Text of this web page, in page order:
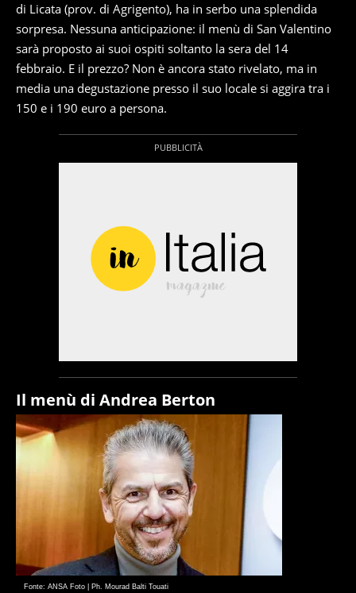
di Licata (prov. di Agrigento), ha in serbo una splendida
sorpresa. Nessuna anticipazione: il menù di San Valentino
sarà proposto ai suoi ospiti soltanto la sera del 14
febbraio. E il prezzo? Non è ancora stato rivelato, ma in
media una degustazione presso il suo locale si aggira tra i
150 e i 190 euro a persona.
Il menù di Andrea Berton
Fonte: ANSA Foto | Ph. Mourad Balti Touati